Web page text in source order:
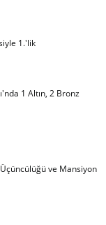
1.'lik
1 Altın, 2 Bronz
ve Mansiyon